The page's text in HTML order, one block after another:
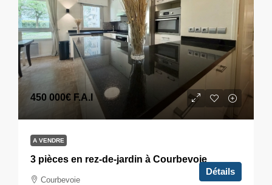
450 000€ F.A.I
A VENDRE
3 pièces en rez-de-jardin à Courbevoie
Courbevoie
Détails